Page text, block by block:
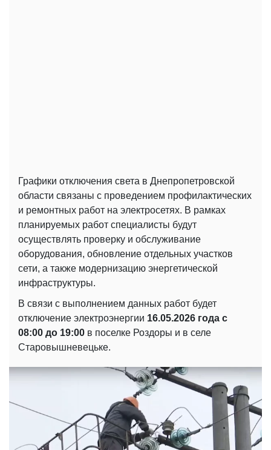
Графики отключения света в Днепропетровской
области связаны с проведением профилактических
и ремонтных работ на электросетях. В рамках
планируемых работ специалисты будут
осуществлять проверку и обслуживание
оборудования, обновление отдельных участков
сети, а также модернизацию энергетической
инфраструктуры.
В связи с выполнением данных работ будет
отключение электроэнергии 16.05.2026 года с
08:00 до 19:00 в поселке Роздоры и в селе
Старовышневецьке.